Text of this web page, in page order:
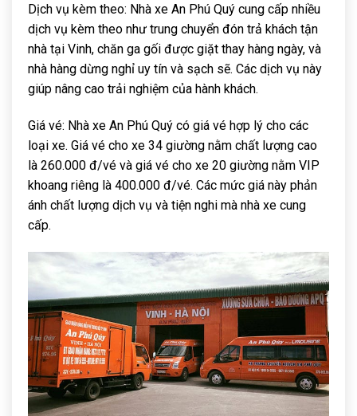
Dịch vụ kèm theo: Nhà xe An Phú Quý cung cấp nhiều
dịch vụ kèm theo như trung chuyển đón trả khách tận
nhà tại Vinh, chăn ga gối được giặt thay hàng ngày, và
nhà hàng dừng nghỉ uy tín và sạch sẽ. Các dịch vụ này
giúp nâng cao trải nghiệm của hành khách.
Giá vé: Nhà xe An Phú Quý có giá vé hợp lý cho các
loại xe. Giá vé cho xe 34 giường nằm chất lượng cao
là 260.000 đ/vé và giá vé cho xe 20 giường nằm VIP
khoang riêng là 400.000 đ/vé. Các mức giá này phản
ánh chất lượng dịch vụ và tiện nghi mà nhà xe cung
cấp.